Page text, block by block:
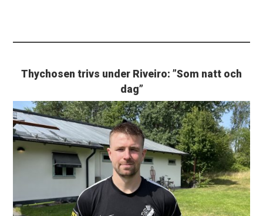
Thychosen trivs under Riveiro: ”Som natt och
dag”